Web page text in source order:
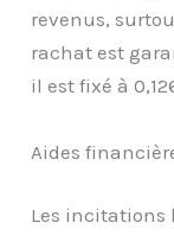
revenus,
rachat est
il est fixé à
Aides
Les incitations